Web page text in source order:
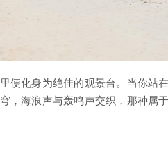
便化身为绝佳的观景台。当你站
，海浪声与轰鸣声交织，那种属